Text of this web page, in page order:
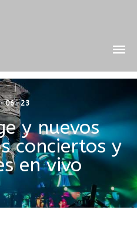
06-23
y nuevos
conciertos y
en vivo